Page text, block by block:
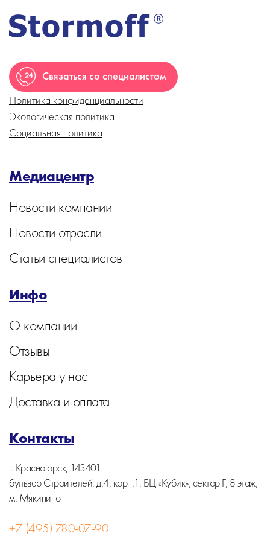
Связаться со специалистом
Политика конфиденциальности
Экологическая политика
Социальная политика
Медиацентр
Новости компании
Новости отрасли
Статьи специалистов
Инфо
О компании
Отзывы
Карьера у нас
Доставка и оплата
Контакты
г. Красногорск, 143401,
бульвар Строителей, д.4, корп.1, БЦ «Кубик», сектор Г, 8 этаж,
м. Мякинино
+7 (495) 780-07-90